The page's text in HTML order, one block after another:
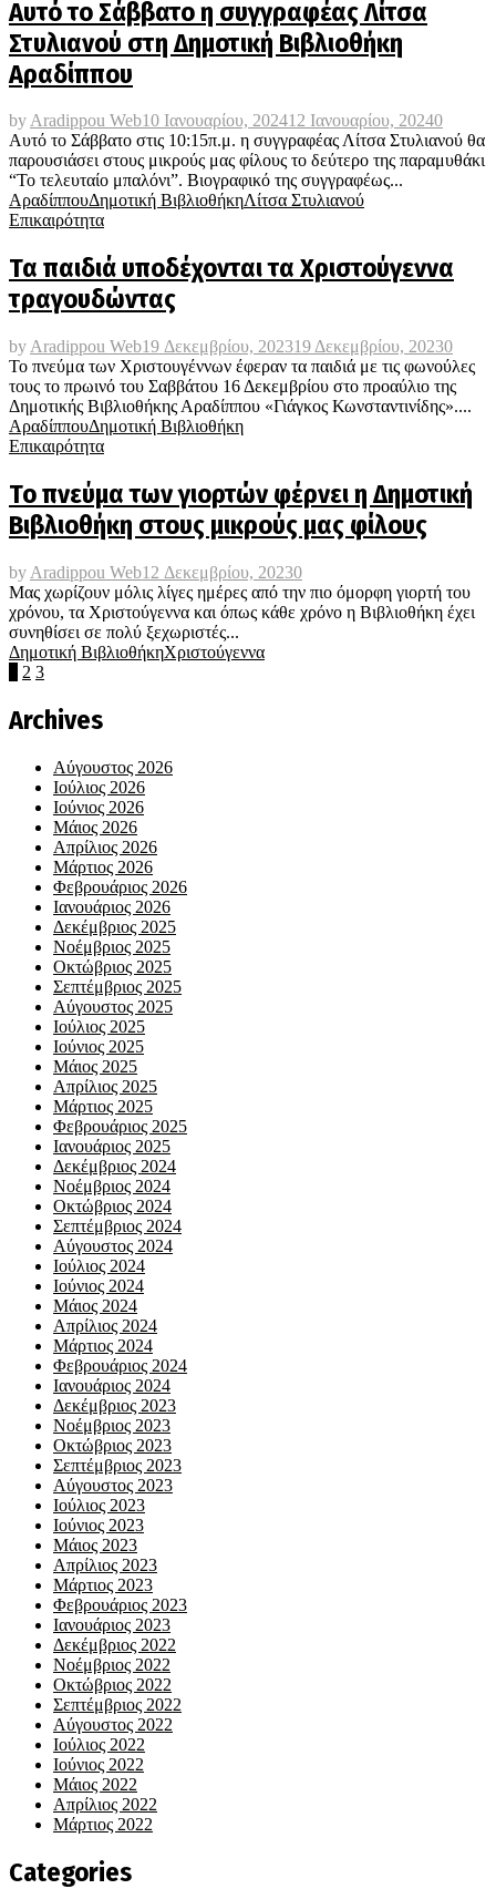
Αυτό το Σάββατο η συγγραφέας Λίτσα
Στυλιανού στη Δημοτική Βιβλιοθήκη
Αραδίππου
byAradippou Web10 Ιανουαρίου, 202412 Ιανουαρίου, 20240
Αυτό το Σάββατο στις 10:15π.μ. η συγγραφέας Λίτσα Στυλιανού θα
παρουσιάσει στους μικρούς μας φίλους το δεύτερο της παραμυθάκι
“Το τελευταίο μπαλόνι”. Βιογραφικό της συγγραφέως...
ΑραδίππουΔημοτική ΒιβλιοθήκηΛίτσα Στυλιανού
Επικαιρότητα
Τα παιδιά υποδέχονται τα Χριστούγεννα
τραγουδώντας
by Aradippou Web19 Δεκεμβρίου, 202319 Δεκεμβρίου, 20230
Το πνεύμα των Χριστουγέννων έφεραν τα παιδιά με τις φωνούλες
τους το πρωινό του Σαββάτου 16 Δεκεμβρίου στο προαύλιο της
Δημοτικής Βιβλιοθήκης Αραδίππου «Γιάγκος Κωνσταντινίδης»....
ΑραδίππουΔημοτική Βιβλιοθήκη
Επικαιρότητα
Το πνεύμα των γιορτών φέρνει η Δημοτική
Βιβλιοθήκη στους μικρούς μας φίλους
by Aradippou Web12 Δεκεμβρίου, 20230
Μας χωρίζουν μόλις λίγες ημέρες από την πιο όμορφη γιορτή του
χρόνου, τα Χριστούγεννα και όπως κάθε χρόνο η Βιβλιοθήκη έχει
συνηθίσει σε πολύ ξεχωριστές...
Δημοτική ΒιβλιοθήκηΧριστούγεννα
Σελιδοποίηση
άρθρων
2 3
Archives
Αύγουστος 2026
Ιούλιος 2026
Ιούνιος 2026
Μάιος 2026
Απρίλιος 2026
Μάρτιος 2026
Φεβρουάριος 2026
Ιανουάριος 2026
Δεκέμβριος 2025
Νοέμβριος 2025
Οκτώβριος 2025
Σεπτέμβριος 2025
Αύγουστος 2025
Ιούλιος 2025
Ιούνιος 2025
Μάιος 2025
Απρίλιος 2025
Μάρτιος 2025
Φεβρουάριος 2025
Ιανουάριος 2025
Δεκέμβριος 2024
Νοέμβριος 2024
Οκτώβριος 2024
Σεπτέμβριος 2024
Αύγουστος 2024
Ιούλιος 2024
Ιούνιος 2024
Μάιος 2024
Απρίλιος 2024
Μάρτιος 2024
Φεβρουάριος 2024
Ιανουάριος 2024
Δεκέμβριος 2023
Νοέμβριος 2023
Οκτώβριος 2023
Σεπτέμβριος 2023
Αύγουστος 2023
Ιούλιος 2023
Ιούνιος 2023
Μάιος 2023
Απρίλιος 2023
Μάρτιος 2023
Φεβρουάριος 2023
Ιανουάριος 2023
Δεκέμβριος 2022
Νοέμβριος 2022
Οκτώβριος 2022
Σεπτέμβριος 2022
Αύγουστος 2022
Ιούλιος 2022
Ιούνιος 2022
Μάιος 2022
Απρίλιος 2022
Μάρτιος 2022
Categories